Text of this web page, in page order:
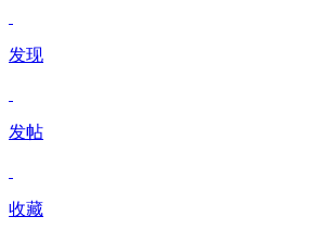
发现
发帖
收藏